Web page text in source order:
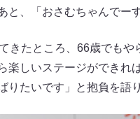
、「おさむちゃんでー
きたところ、66歳でもや
しいステージができれ
たいです」と抱負を語り